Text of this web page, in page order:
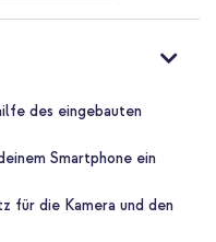
MagSafe-Funktion,
Das
Wirkung und sorgt für den
der erhöhten Ränder
des eingebauten
Smartphone ein
für die Kamera und den